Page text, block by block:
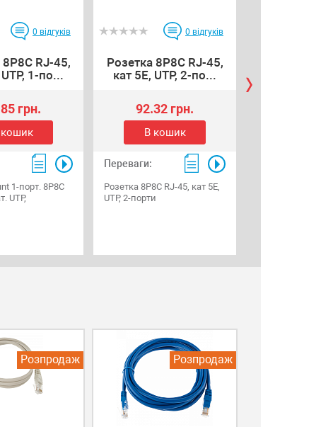
0 відгуків
RJ-45,
1-по...
грн.
1-порт. 8P8C
UTP,
0 відгуків
Розетка 8P8C RJ-45,
кат 5Е, UTP, 2-по...
92.32 грн.
В кошик
Переваги:
Розетка 8P8C RJ-45, кат 5Е,
UTP, 2-порти
Розпродаж Розпродаж